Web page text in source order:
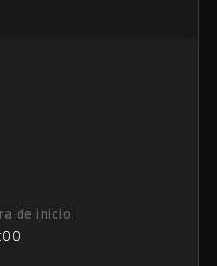
de inicio